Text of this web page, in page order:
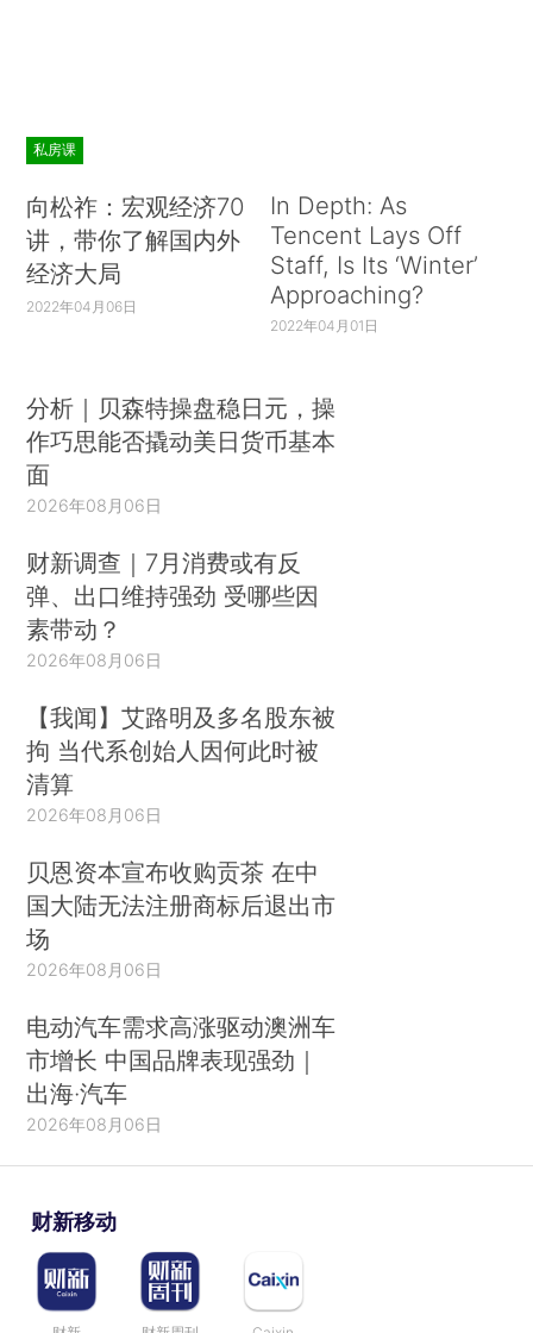
私房课
向松祚：宏观经济70
讲，带你了解国内外
经济大局
2022年04月06日
In Depth: As
Tencent Lays Off
Staff, Is Its ‘Winter’
Approaching?
2022年04月01日
分析｜贝森特操盘稳日元，操
作巧思能否撬动美日货币基本
面
2026年08月06日
财新调查｜7月消费或有反
弹、出口维持强劲 受哪些因
素带动？
2026年08月06日
【我闻】艾路明及多名股东被
拘 当代系创始人因何此时被
清算
2026年08月06日
贝恩资本宣布收购贡茶 在中
国大陆无法注册商标后退出市
场
2026年08月06日
电动汽车需求高涨驱动澳洲车
市增长 中国品牌表现强劲｜
出海·汽车
2026年08月06日
财新移动